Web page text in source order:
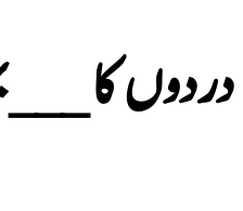
دردوں کا